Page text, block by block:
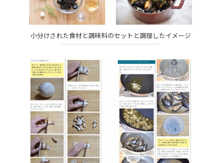
小分けされた食材と調味料のセットと調理したイメージ